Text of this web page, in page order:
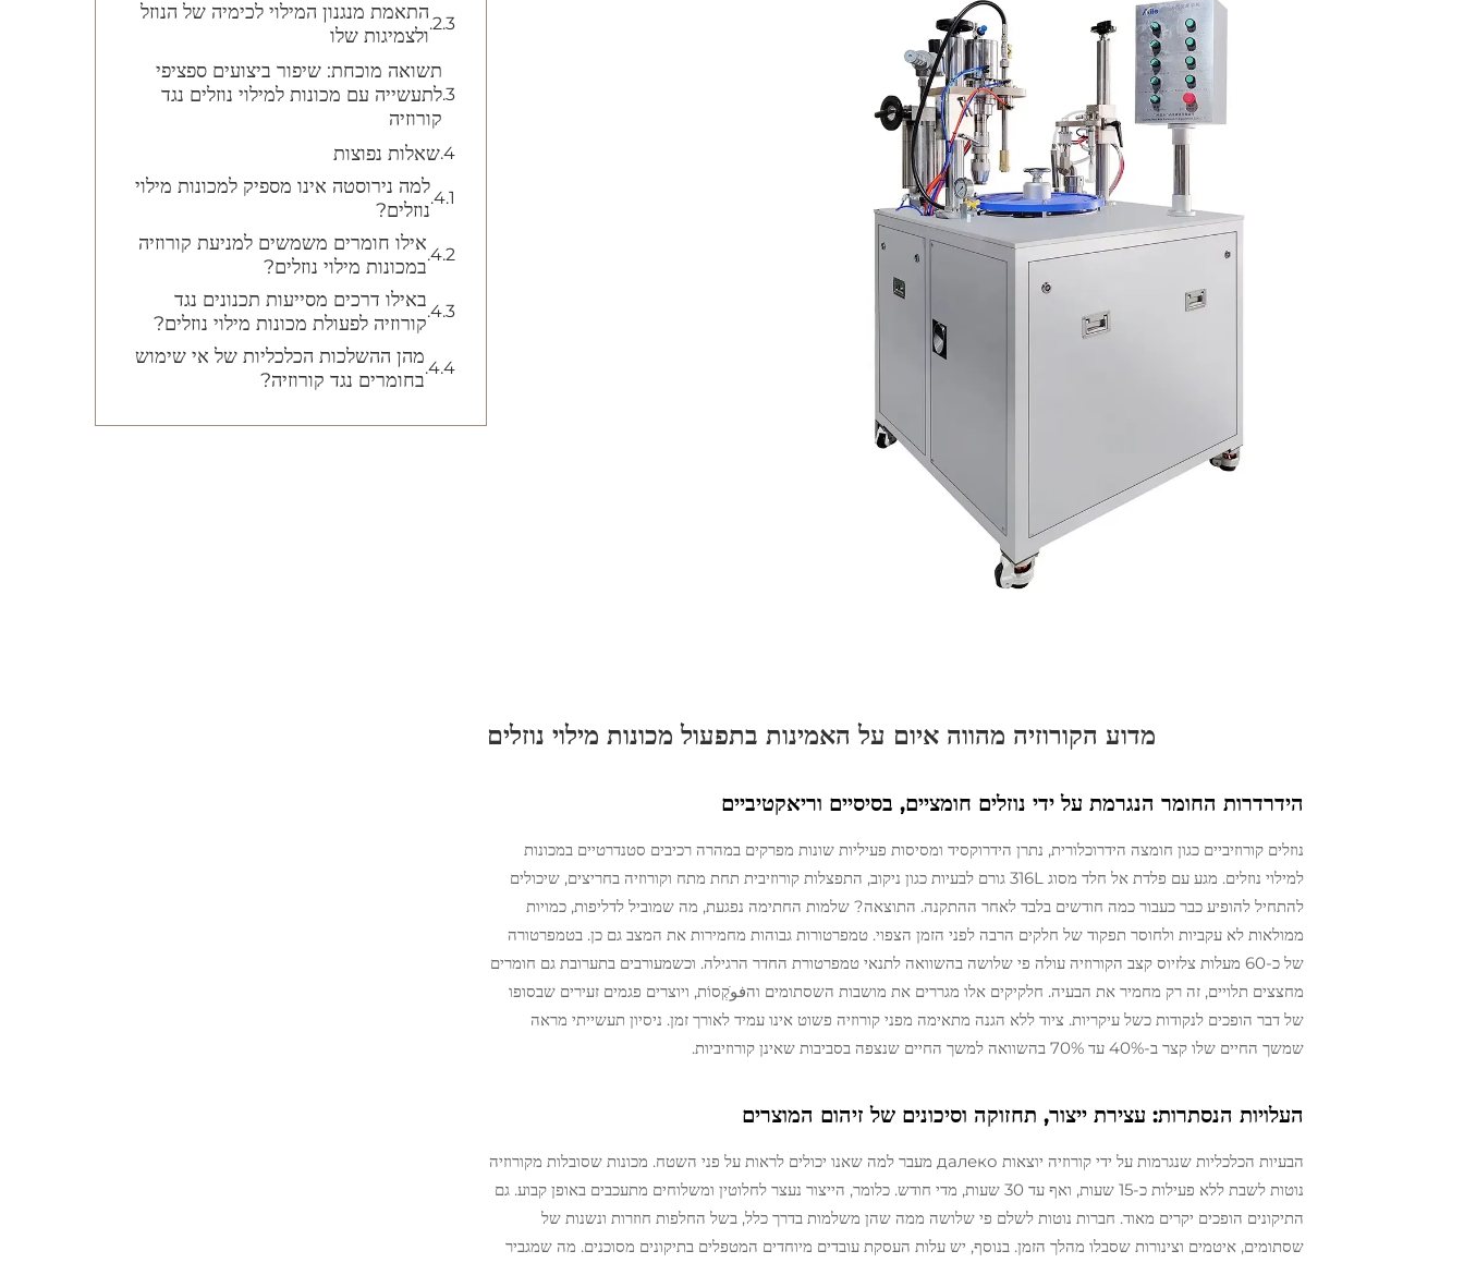
מדוע הקורוזיה מהווה איום על האמינות בתפעול מכונות מילוי נוזלים
הידרדרות החומר הנגרמת על ידי נוזלים חומציים, בסיסיים וריאקטיביים
נוזלים קורוזיביים כגון חומצה הידרוכלורית, נתרן הידרוקסיד ומסיסות פעיליות שונות מפרקים במהרה רכיבים סטנדרטיים במכונות
למילוי נוזלים. מגע עם פלדת אל חלד מסוג 316L גורם לבעיות כגון ניקוב, התפצלות קורוזיבית תחת מתח וקורוזיה בחריצים, שיכולים
להתחיל להופיע כבר כעבור כמה חודשים בלבד לאחר ההתקנה. התוצאה? שלמות החתימה נפגעת, מה שמוביל לדליפות, כמויות
ממולאות לא עקביות ולחוסר תפקוד של חלקים הרבה לפני הזמן הצפוי. טמפרטורות גבוהות מחמירות את המצב גם כן. בטמפרטורה
של כ-60 מעלות צלזיוס קצב הקורוזיה עולה פי שלושה בהשוואה לתנאי טמפרטורת החדר הרגילה. וכשמעורבים בתערובת גם חומרים
מחצצים תלויים, זה רק מחמיר את הבעיה. חלקיקים אלו מגררים את מושבות השסתומים והفوֹקְסוֹת, ויוצרים פגמים זעירים שבסופו
של דבר הופכים לנקודות כשל עיקריות. ציוד ללא הגנה מתאימה מפני קורוזיה פשוט אינו עמיד לאורך זמן. ניסיון תעשייתי מראה
שמשך החיים שלו קצר ב-40% עד 70% בהשוואה למשך החיים שנצפה בסביבות שאינן קורוזיביות.
העלויות הנסתרות: עצירת ייצור, תחזוקה וסיכונים של זיהום המוצרים
הבעיות הכלכליות שנגרמות על ידי קורוזיה יוצאות далеко מעבר למה שאנו יכולים לראות על פני השטח. מכונות שסובלות מקורוזיה
נוטות לשבת ללא פעילות כ-15 שעות, ואף עד 30 שעות, מדי חודש. כלומר, הייצור נעצר לחלוטין ומשלוחים מתעכבים באופן קבוע. גם
התיקונים הופכים יקרים מאוד. חברות נוטות לשלם פי שלושה ממה שהן משלמות בדרך כלל, בשל החלפות חוזרות ונשנות של
שסתומים, איטמים וצינורות שסבלו מהלך הזמן. בנוסף, יש עלות העסקת עובדים מיוחדים המטפלים בתיקונים מסוכנים. מה שמגביר
התאמת מנגנון המילוי לכימיה של הנוזל
ולצמיגות שלו
תשואה מוכחת: שיפור ביצועים ספציפי
לתעשייה עם מכונות למילוי נוזלים נגד
קורוזיה
שאלות נפוצות
למה נירוסטה אינו מספיק למכונות מילוי
נוזלים?
אילו חומרים משמשים למניעת קורוזיה
במכונות מילוי נוזלים?
באילו דרכים מסייעות תכנונים נגד
קורוזיה לפעולת מכונות מילוי נוזלים?
מהן ההשלכות הכלכליות של אי שימוש
בחומרים נגד קורוזיה?